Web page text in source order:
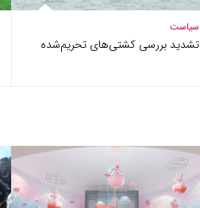
سیاست
تشدید بررسی کشتی‌های تحریم‌شده